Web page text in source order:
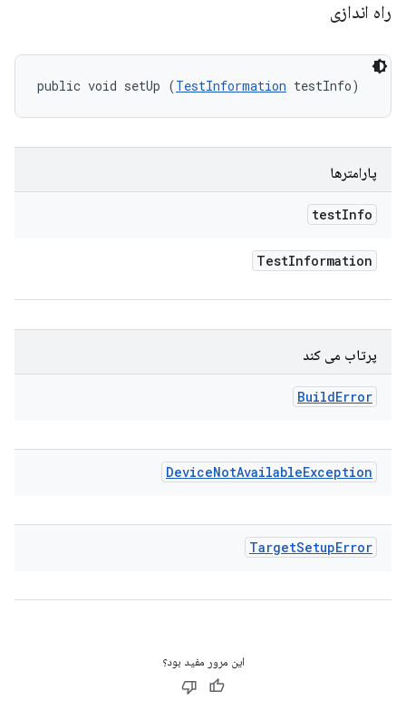
راه اندازی
public void setUp (TestInformation testInfo)
پارامترها
testInfo
TestInformation
پرتاب می کند
BuildError
DeviceNotAvailableException
TargetSetupError
این مرور مفید بود؟